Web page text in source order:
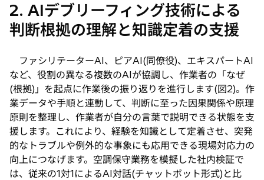
2. AIデブリーフィング技術による
判断根拠の理解と知識定着の支援
ファシリテーターAI、ピアAI(同僚役)、エキスパートAI
など、役割の異なる複数のAIが協調し、作業者の「なぜ
(根拠)」を起点に作業後の振り返りを進行します(図2)。作
業データや手順と連動して、判断に至った因果関係や原理
原則を整理し、作業者が自分の言葉で説明できる状態を支
援します。これにより、経験を知識として定着させ、突発
的なトラブルや例外的な事象にも応用できる現場対応力の
向上につなげます。空調保守業務を模擬した社内検証で
は、従来の1対1によるAI対話(チャットボット形式)と比